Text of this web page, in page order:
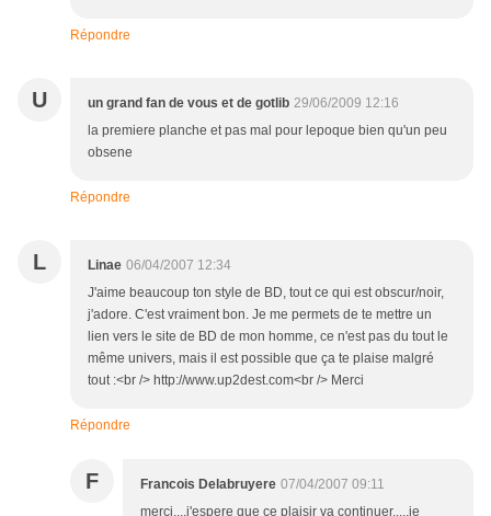
Répondre
U un grand fan de vous et de gotlib 29/06/2009 12:16
la premiere planche et pas mal pour lepoque bien qu'un peu
obsene
Répondre
L Linae 06/04/2007 12:34
J'aime beaucoup ton style de BD, tout ce qui est obscur/noir,
j'adore. C'est vraiment bon. Je me permets de te mettre un
lien vers le site de BD de mon homme, ce n'est pas du tout le
même univers, mais il est possible que ça te plaise malgré
tout :<br /> http://www.up2dest.com<br /> Merci
Répondre
F Francois Delabruyere 07/04/2007 09:11
merci....j'espere que ce plaisir va continuer.....je